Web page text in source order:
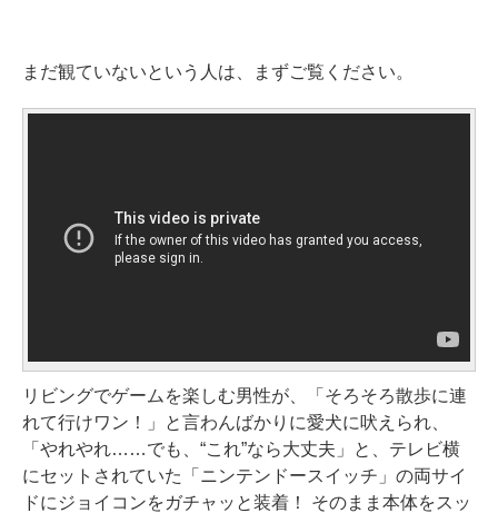
まだ観ていないという人は、まずご覧ください。
リビングでゲームを楽しむ男性が、「そろそろ散歩に連
れて行けワン！」と言わんばかりに愛犬に吠えられ、
「やれやれ……でも、“これ”なら大丈夫」と、テレビ横
にセットされていた「ニンテンドースイッチ」の両サイ
ドにジョイコンをガチャッと装着！ そのまま本体をスッ